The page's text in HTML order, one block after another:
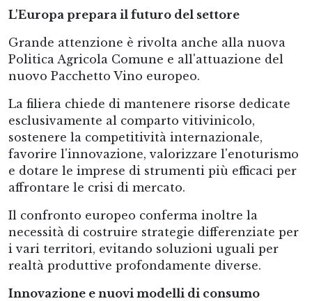
L'Europa prepara il futuro del settore
Grande attenzione è rivolta anche alla nuova
Politica Agricola Comune e all'attuazione del
nuovo Pacchetto Vino europeo.
La filiera chiede di mantenere risorse dedicate
esclusivamente al comparto vitivinicolo,
sostenere la competitività internazionale,
favorire l'innovazione, valorizzare l'enoturismo
e dotare le imprese di strumenti più efficaci per
affrontare le crisi di mercato.
Il confronto europeo conferma inoltre la
necessità di costruire strategie differenziate per
i vari territori, evitando soluzioni uguali per
realtà produttive profondamente diverse.
Innovazione e nuovi modelli di consumo